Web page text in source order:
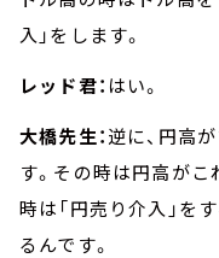
入」をします。
レッド君： はい。
大橋先生：逆に、円高
す。その時は円高が
時は「円売り介入」を
るんです。